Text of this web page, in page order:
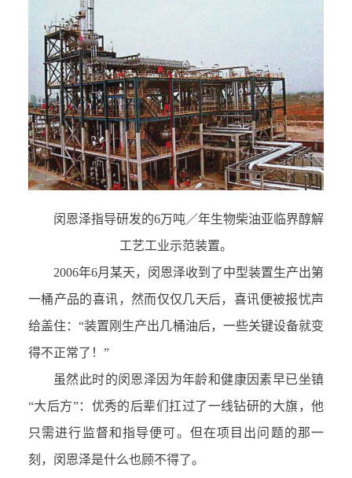
闵恩泽指导研发的6万吨／年生物柴油亚临界醇解
工艺工业示范装置。
2006年6月某天，闵恩泽收到了中型装置生产出第
一桶产品的喜讯，然而仅仅几天后，喜讯便被报忧声
给盖住：“装置刚生产出几桶油后，一些关键设备就变
得不正常了！”
虽然此时的闵恩泽因为年龄和健康因素早已坐镇
“大后方”：优秀的后辈们扛过了一线钻研的大旗，他
只需进行监督和指导便可。但在项目出问题的那一
刻，闵恩泽是什么也顾不得了。